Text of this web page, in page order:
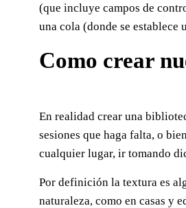
(que incluye campos de
una cola (donde se establece
Como crear
En realidad crear una
sesiones que haga falta, o
cualquier lugar, ir tomando
Por definición la textura es
naturaleza, como en casas y